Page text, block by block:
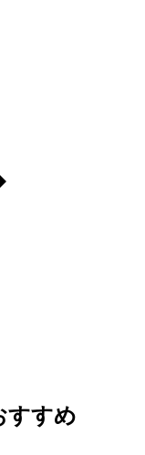
すすめ